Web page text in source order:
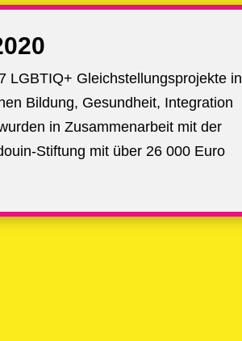
LGBTIQ+ Gleichstellungsprojekte in
Bildung, Gesundheit, Integration
in Zusammenarbeit mit der
Stiftung mit über 26 000 Euro